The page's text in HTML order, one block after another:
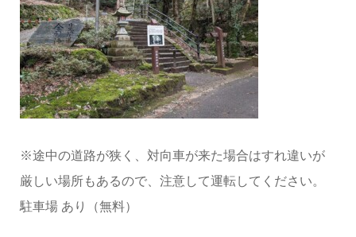
※途中の道路が狭く、対向車が来た場合はすれ違いが
厳しい場所もあるので、注意して運転してください。
駐車場 あり（無料）